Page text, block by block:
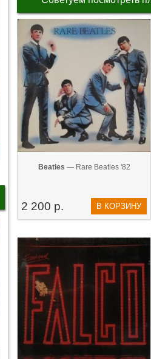
Beatles — Rare Beatles '82
2 200 р. В КОРЗИНУ